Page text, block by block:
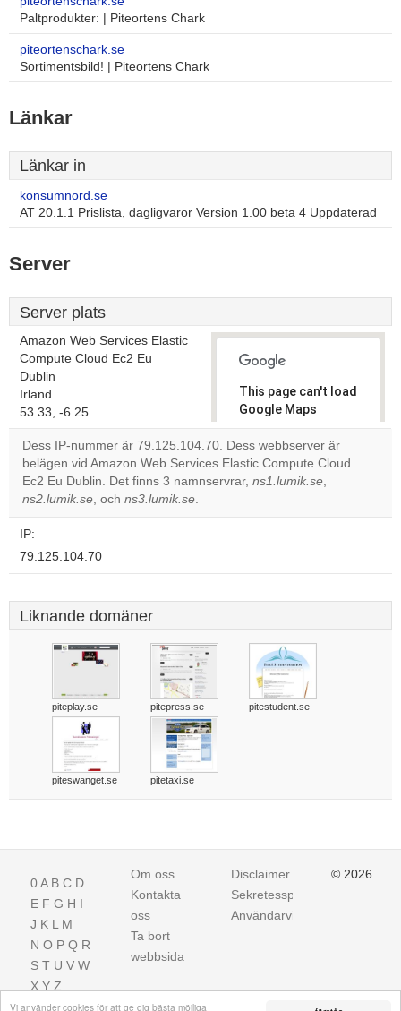
Vi använder cookies för att ge dig bästa möjliga
Paltprodukter: | Piteortens Chark
piteortenschark.se
Sortimentsbild! | Piteortens Chark
Länkar
Länkar in
konsumnord.se
AT 20.1.1 Prislista, dagligvaror Version 1.00 beta 4 Uppdaterad
Server
Server plats
Amazon Web Services Elastic
Compute Cloud Ec2 Eu
Dublin
Irland
53.33, -6.25
This page can't load
Google Maps
correctly.
Do you
own this
Dess IP-nummer är 79.125.104.70. Dess webbserver är
belägen vid Amazon Web Services Elastic Compute Cloud
Ec2 Eu Dublin. Det finns 3 namnservrar, ns1.lumik.se,
ns2.lumik.se, och ns3.lumik.se.
IP:
79.125.104.70
Liknande domäner
piteplay.se pitepress.se pitestudent.se
piteswanget.se pitetaxi.se
0A B C D
E F G H I
J K L M
N O P Q R
S T U V W
X Y Z
Om oss
Kontakta
oss
Ta bort
webbsida
Disclaimer
Sekretesspolicy
Användarvillkor
© 2026